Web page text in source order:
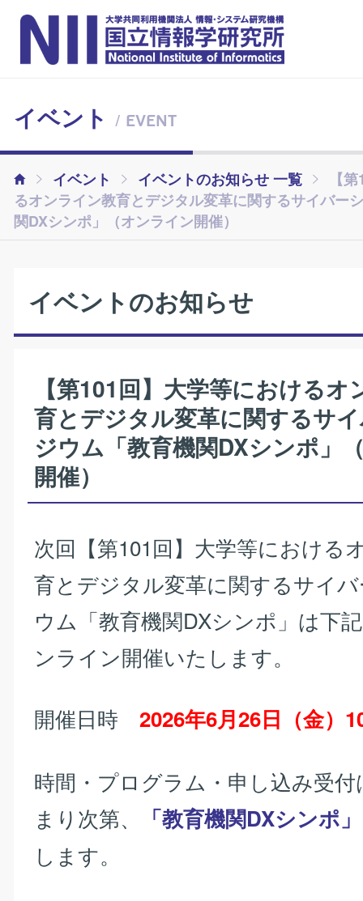
イベント / EVENT
イベント イベントのお知らせ 一覧
【
るオンライン教育とデジタル変革に関するサイバー
関DXシンポ」（オンライン開催）
イベントのお知らせ
【第101回】大学等におけるオ
育とデジタル変革に関するサ
ジウム「教育機関DXシンポ」
開催）
次回【第101回】大学等における
育とデジタル変革に関するサイ
ウム「教育機関DXシンポ」は下
ンライン開催いたします。
開催日時 2026年6月26日（金）
時間・プログラム・申し込み受
まり次第、
「教育機関DXシンポ」
します。